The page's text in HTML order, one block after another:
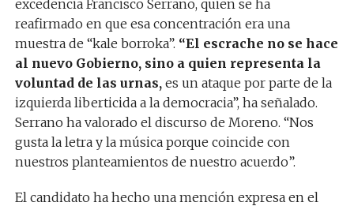
excedencia Francisco Serrano, quien se ha
reafirmado en que esa concentración era una
muestra de “kale borroka”. “El escrache no se hace
al nuevo Gobierno, sino a quien representa la
voluntad de las urnas, es un ataque por parte de la
izquierda liberticida a la democracia”, ha señalado.
Serrano ha valorado el discurso de Moreno. “Nos
gusta la letra y la música porque coincide con
nuestros planteamientos de nuestro acuerdo”.
El candidato ha hecho una mención expresa en el